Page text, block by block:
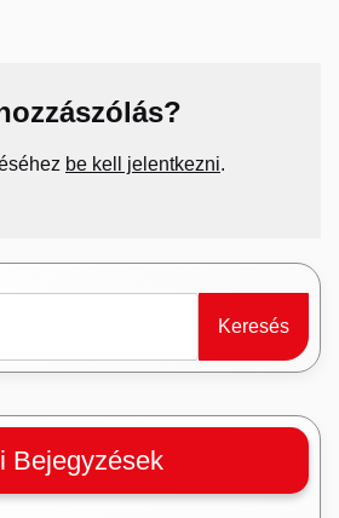
be kell jelentkezni.
Bejegyzések